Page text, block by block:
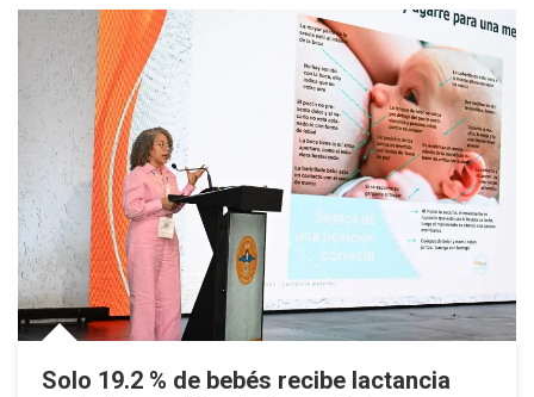
Solo 19.2 % de bebés recibe lactancia